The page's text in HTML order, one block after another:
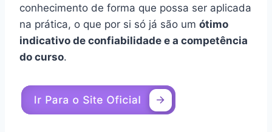
conhecimento de forma que possa ser aplicada
na prática, o que por si só já são um ótimo
indicativo de confiabilidade e a competência
do curso.